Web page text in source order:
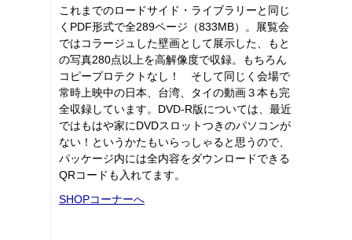
これまでのロードサイド・ライブラリーと同じ
くPDF形式で全289ページ（833MB）。展覧会
ではコラージュした壁画として展示した、もと
の写真280点以上を高解像度で収録。もちろん
コピープロテクトなし！ そして同じく会場で
常時上映中の日本、台湾、タイの動画３本も完
全収録しています。DVD-R版については、最近
ではもはや家にDVDスロットつきのパソコンが
ない！というかたもいらっしゃると思うので、
パッケージ内には全内容をダウンロードできる
QRコードも入れてます。
SHOPコーナーへ